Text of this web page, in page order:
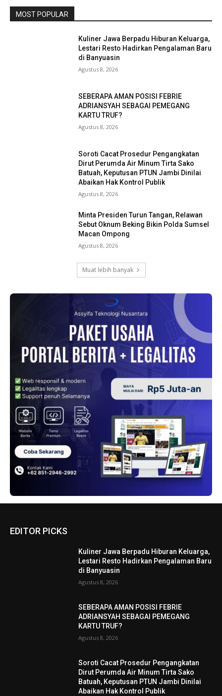
MOST POPULAR
Kuliner Jawa Berpadu Hiburan Keluarga,
Lestari Resto Hadirkan Pengalaman Baru
di Banyuasin
Agustus 8, 2026
SEBERAPA AMAN POSISI FEBRIE
ADRIANSYAH SEBAGAI PEMEGANG
KARTU TRUF?
Agustus 8, 2026
Soroti Cacat Prosedur Pengangkatan
Dirut Perumda Air Minum Tirta Sako
Batuah, Keputusan PTUN Jambi Dinilai
Abaikan Hak Kontrol Publik
Agustus 8, 2026
Minta Presiden Turun Tangan, Relawan
Sebut Oknum Beking Bikin Polda Sumsel
Macan Ompong
Agustus 8, 2026
Muat lebih banyak
EDITOR PICKS
Kuliner Jawa Berpadu Hiburan Keluarga,
Lestari Resto Hadirkan Pengalaman Baru
di Banyuasin
Agustus 8, 2026
SEBERAPA AMAN POSISI FEBRIE
ADRIANSYAH SEBAGAI PEMEGANG
KARTU TRUF?
Agustus 8, 2026
Soroti Cacat Prosedur Pengangkatan
Dirut Perumda Air Minum Tirta Sako
Batuah, Keputusan PTUN Jambi Dinilai
Abaikan Hak Kontrol Publik